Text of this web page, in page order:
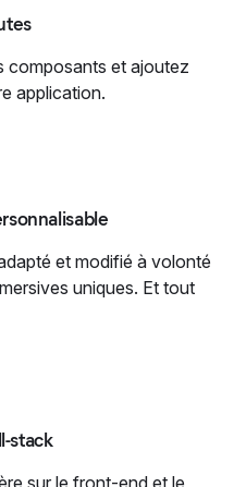
composants et ajoutez
application.
et modifié à volonté
uniques. Et tout
stack
sur le front-end et le